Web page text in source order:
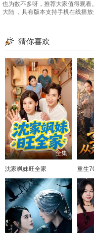
也为数不多呀，推荐大家值得观
大陆 ，具有版本支持手机在线播放
猜你喜欢
全集
沈家飒妹旺全家